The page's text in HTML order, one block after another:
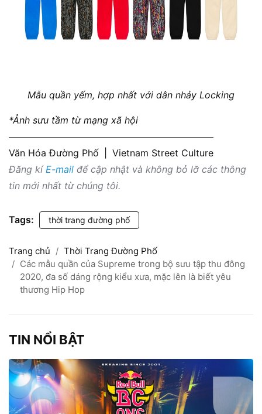
Mẫu quần yếm, hợp nhất với dân nhảy Locking
*Ảnh sưu tầm từ mạng xã hội
Văn Hóa Đường Phố
Vietnam Street Culture
Đăng kí E-mail để cập nhật và không bỏ lỡ các thông
tin mới nhất từ chúng tôi.
Tags: thời trang đường phố
Trang chủ
Thời Trang Đường Phố
Các mẫu quần của Supreme trong bộ sưu tập thu đông
2020, đa số dáng rộng kiểu xưa, mặc lên là biết yêu
thương Hip Hop
TIN NỔI BẬT